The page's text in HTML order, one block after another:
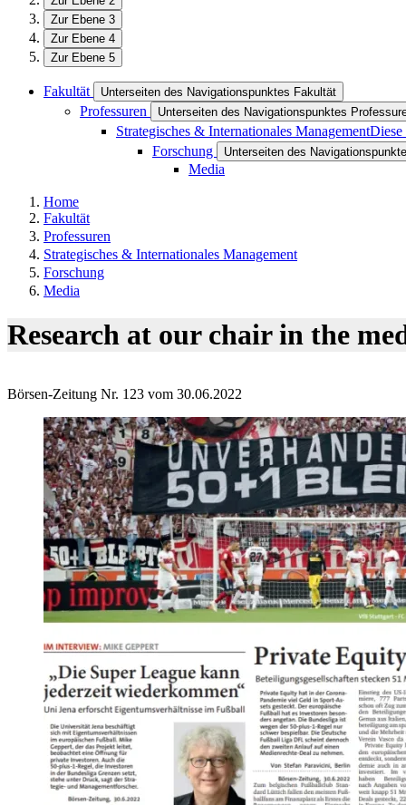
Zur Ebene 3
Zur Ebene 4
Zur Ebene 5
Fakultät Unterseiten des Navigationspunktes Fakultät
Professuren Unterseiten des Navigationspunktes
Strategisches & Internationales ManagementDiese
Forschung
Unterseiten des
Media
Home
Fakultät
Professuren
Strategisches & Internationales Management
Forschung
Media
Research at our chair in the
Börsen-Zeitung Nr. 123 vom 30.06.2022